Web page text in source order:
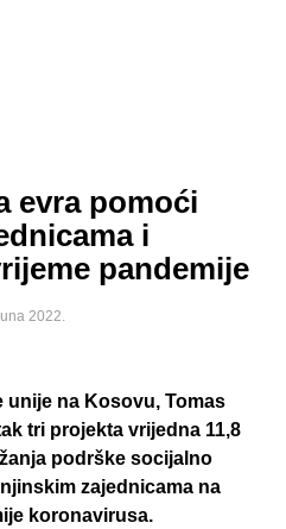
evra pomoći
i
pandemije
2022.
unije na Kosovu, Tomas
tri projekta vrijedna 11,8
podrške socijalno
zajednicama na
koronavirusa.